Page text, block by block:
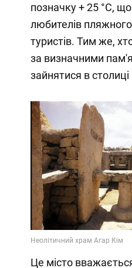
позначку + 25 °C,
любителів пляжного
туристів. Тим же,
за визначними
зайнятися в столиці
Це місто